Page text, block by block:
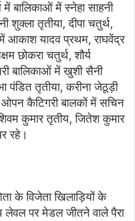
बालिकाओं में स्नेहा साहनी
शुक्ला तृतीया, दीपा चतुर्थ,
आकाश यादव प्रथम, राघवेंद्र
छोकरा चतुर्थ, शौर्य
बालिकाओं में खुशी सैनी
पंडित तृतीया, करीना जेठूड़ी
ओपन कैटिगरी बालकों में सचिन
कुमार तृतीय, जितेश कुमार
रहे।
के विजेता खिलाड़ियों के
लेवल पर मेडल जीतने वाले पैरा